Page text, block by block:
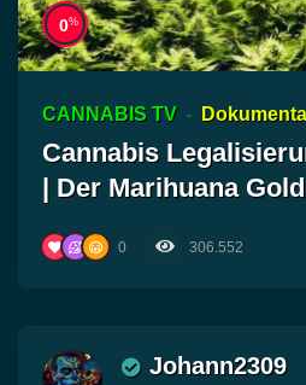
0%
CANNABIS TV
Cannabis
| Der Marihuana
0 306.552
Johann2309